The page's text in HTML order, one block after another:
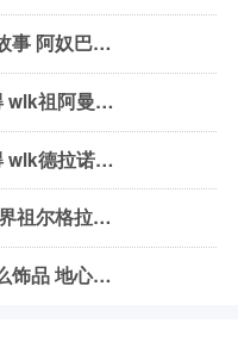
魔兽世界阿奴巴拉克有什么背景故事 阿奴巴拉克背景故事介绍
魔兽世界wlk祖阿曼战熊如何获得 wlk祖阿曼战熊获取方式介绍
魔兽世界wlk德拉诺金钻如何获得 wlk德拉诺金钻获取方法介绍
魔兽世界祖尔格拉布在哪 魔兽世界祖尔格拉布位置介绍
魔兽世界地心之战织雾武僧用什么饰品 地心之战织雾武僧饰品推荐